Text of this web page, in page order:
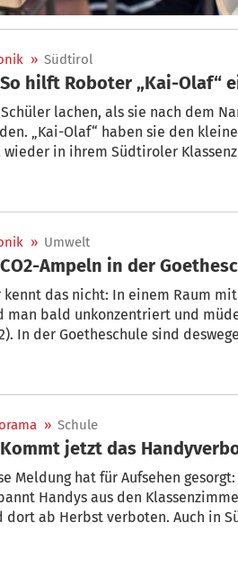
» Südtirol
 So hilft Roboter „Kai-
lachen, als sie nach dem
„Kai-Olaf“ haben sie den
in ihrem Südtiroler Klassenzimmer
» Umwelt
 CO2-Ampeln in der
kennt das nicht: In einem Raum
man bald unkonzentriert und
der Goetheschule sind deswegen seit dem heurigen Schuljahr CO2-
» Schule
 Kommt jetzt das
für Aufsehen gesorgt: Bildungsminister Giuseppe Valditara
Handys aus den
dort ab Herbst verboten. Auch in